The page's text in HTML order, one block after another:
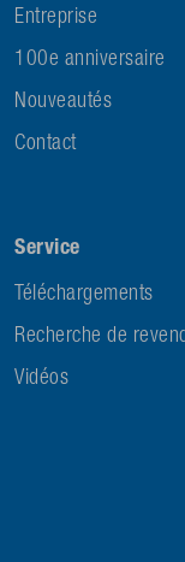
Entreprise
100e anniversaire
Nouveautés
Contact
Service
Téléchargements
Recherche de
Vidéos